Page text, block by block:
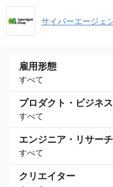
サイバーエージェ
雇用形態
すべて
プロダクト・ビジネ
すべて
エンジニア・リサー
すべて
クリエイター